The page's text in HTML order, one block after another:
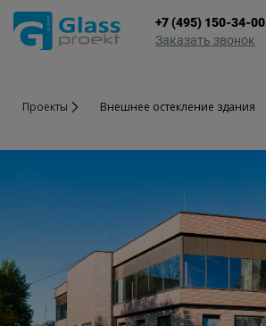
+7 (495) 150-34-00
Заказать звонок
Проекты Внешнее остекление здания